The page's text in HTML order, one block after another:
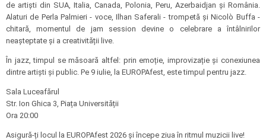
de artiști din SUA, Italia, Canada, Polonia, Peru, Azerbaidjan și România.
Alaturi de Perla Palmieri - voce, Ilhan Saferali - trompetă și Nicolò Buffa -
chitară, momentul de jam session devine o celebrare a întâlnirilor
neașteptate și a creativității live.
În jazz, timpul se măsoară altfel: prin emoție, improvizație și conexiunea
dintre artiști și public. Pe 9 iulie, la EUROPAfest, este timpul pentru jazz.
Sala Luceafărul
Str. Ion Ghica 3, Piața Universității
Ora 20:00
Asigură-ți locul la EUROPAfest 2026 și începe ziua în ritmul muzicii live!